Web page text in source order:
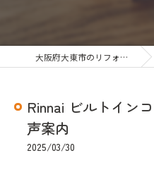
大阪府大東市のリフォームならすまいりー
Rinnai ビルトイン
声案内
2025/03/30